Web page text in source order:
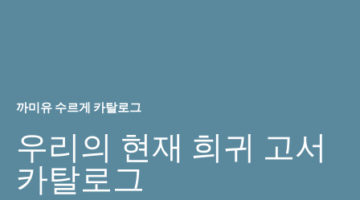
까미유 수르게 카탈로그
우리의 현재 희귀 고서
카탈로그